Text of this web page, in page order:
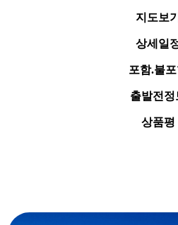
지도보기
상세일
포함.불
출발전정
상품평